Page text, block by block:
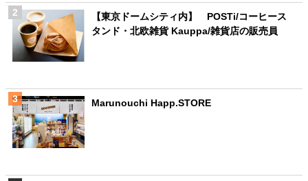
【東京ドームシティ内】 POSTi/コーヒース
タンド・北欧雑貨 Kauppa/雑貨店の販売員
Marunouchi Happ.STORE